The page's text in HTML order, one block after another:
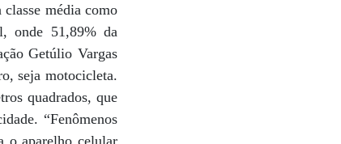
média como
onde 51,89% da
Getúlio Vargas
seja motocicleta.
quadrados, que
“Fenômenos
o aparelho celular